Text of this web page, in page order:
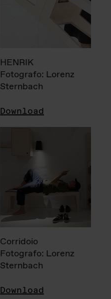
HENRIK
Fotografo: Lorenz
Sternbach
Download
Corridoio
Fotografo: Lorenz
Sternbach
Download